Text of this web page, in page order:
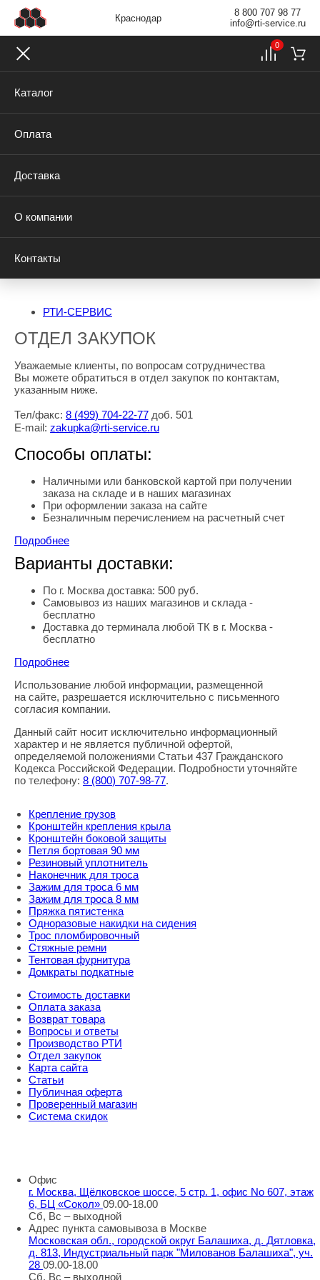
Краснодар
8 800 707 98 77
info@rti-service.ru
Каталог
Оплата
Доставка
О компании
Контакты
0
РТИ-СЕРВИС
ОТДЕЛ ЗАКУПОК
Уважаемые клиенты, по вопросам сотрудничества
Вы можете обратиться в отдел закупок по контактам,
указанным ниже.
Тел/факс: 8(499) 704-22-77доб. 501
E-mail: zakupka@rti-service.ru
Способы оплаты:
Наличными или банковской картой при получении
заказа на складе и в наших магазинах
При оформлении заказа на сайте
Безналичным перечислением на расчетный счет
Подробнее
Варианты доставки:
По г. Москва доставка: 500 руб.
Самовывоз из наших магазинов и склада -
бесплатно
Доставка до терминала любой ТК в г. Москва -
бесплатно
Подробнее
Правовая информация
Использование любой информации, размещенной
на сайте, разрешается исключительно с письменного
согласия компании.
Данный сайт носит исключительно информационный
характер и не является публичной офертой,
определяемой положениями Статьи 437 Гражданского
Кодекса Российской Федерации. Подробности уточняйте
по телефону: 8 (800) 707-98-77.
Крепление грузов
Кронштейн крепления крыла
Кронштейн боковой защиты
Петля бортовая 90 мм
Резиновый уплотнитель
Наконечник для троса
Зажим для троса 6 мм
Зажим для троса 8 мм
Пряжка пятистенка
Одноразовые накидки на сидения
Трос пломбировочный
Стяжные ремни
Тентовая фурнитура
Домкраты подкатные
Стоимость доставки
Оплата заказа
Возврат товара
Вопросы и ответы
Производство РТИ
Отдел закупок
Карта сайта
Статьи
Публичная оферта
Проверенный магазин
Система скидок
Офис
г. Москва, Щёлковское шоссе, 5 стр. 1, офис No 607, этаж
6, БЦ «Сокол» 09.00-18.00
Сб, Вс – выходной
Адрес пункта самовывоза в Москве
Московская обл., городской округ Балашиха, д. Дятловка,
д. 813, Индустриальный парк "Милованов Балашиха", уч.
28 09.00-18.00
Сб, Вс – выходной